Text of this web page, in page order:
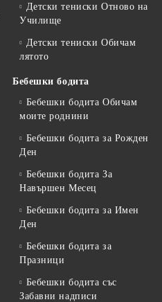
Детски тениски Отново на
Училище
Детски тениски Обичам
лятото
Бебешки бодита
Бебешки бодита Обичам
моите роднини
Бебешки бодита за Рожден
Ден
Бебешки бодита За
Навършен Месец
Бебешки бодита за Имен
Ден
Бебешки бодита за
Празници
Бебешки бодита със
Забавни надписи